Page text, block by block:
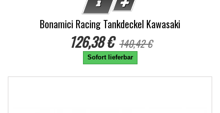
Bonamici Racing Tankdeckel Kawasaki
126,38 € 140,42 €
Sofort lieferbar